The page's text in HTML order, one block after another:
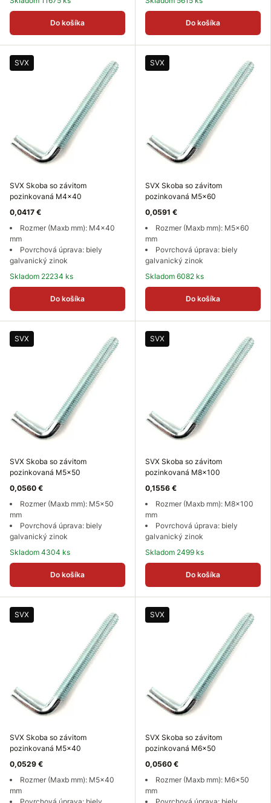
Do košíka Do košíka
SVX
SVX Skoba so závitom
pozinkovaná M4x40
0,0417 €
Rozmer (Maxb mm): M4x40
mm
Povrchová úprava: biely
galvanický zinok
Skladom 22234 ks
Do košíka
SVX
SVX Skoba so závitom
pozinkovaná M5x60
0,0591 €
Rozmer (Maxb mm): M5x60
mm
Povrchová úprava: biely
galvanický zinok
Skladom 6082 ks
Do košíka
SVX
SVX Skoba so závitom
pozinkovaná M5x50
0,0560 €
Rozmer (Maxb mm): M5x50
mm
Povrchová úprava: biely
galvanický zinok
Skladom 4304 ks
Do košíka
SVX
SVX Skoba so závitom
pozinkovaná M8x100
0,1556 €
Rozmer (Maxb mm): M8x100
mm
Povrchová úprava: biely
galvanický zinok
Skladom 2499 ks
Do košíka
SVX
SVX Skoba so závitom
pozinkovaná M5x40
0,0529 €
Rozmer (Maxb mm): M5x40
mm
SVX
SVX Skoba so závitom
pozinkovaná M6x50
0,0560 €
Rozmer (Maxb mm): M6x50
mm